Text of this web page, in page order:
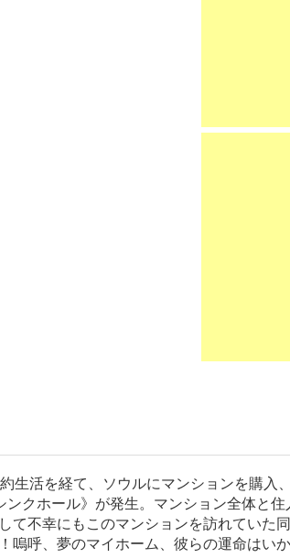
生活を経て、ソウルにマンションを購入
クホール》が発生。マンション全体と住
不幸にもこのマンションを訪れていた
嗚呼、夢のマイホーム、彼らの運命はい